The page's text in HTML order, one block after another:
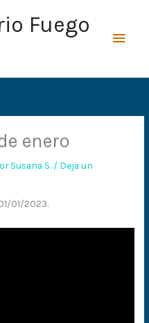
Fuego
enero
Susana S. / Deja un
01/2023.